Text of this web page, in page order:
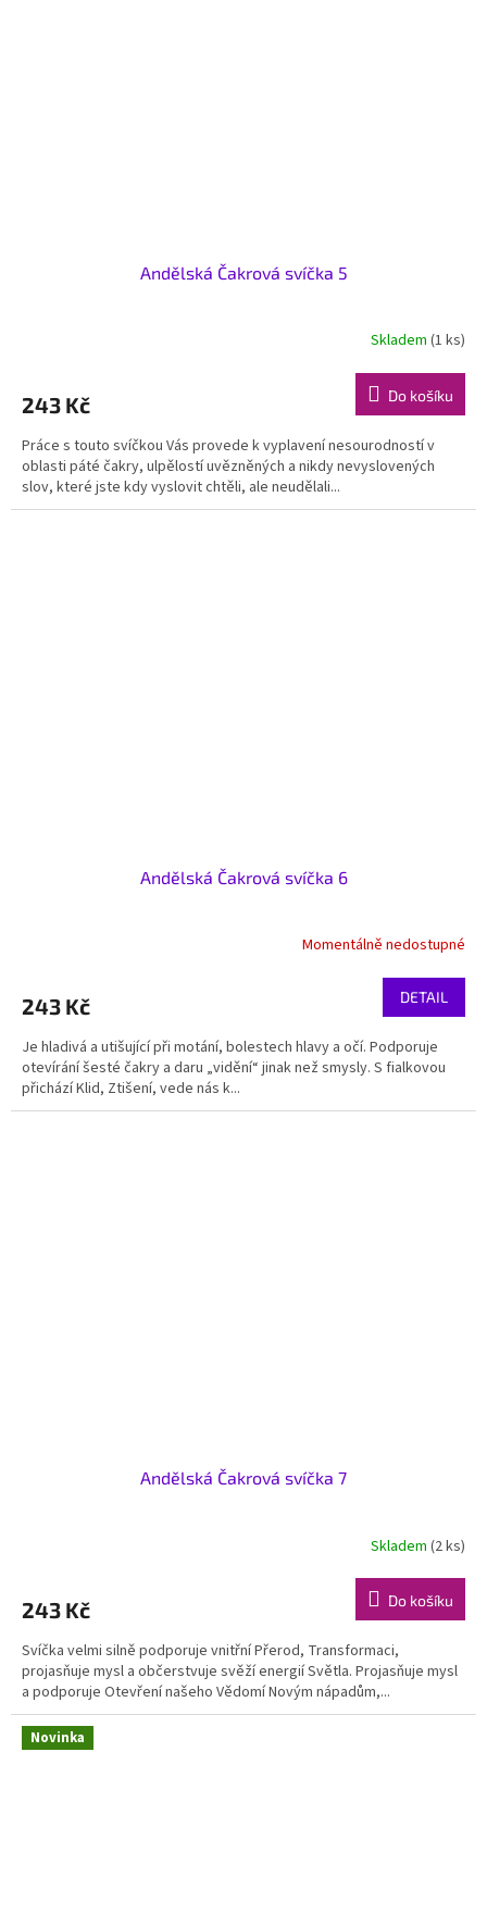
Andělská Čakrová svíčka 5
Skladem (1 ks)
243 Kč Do košíku
Práce s touto svíčkou Vás provede k vyplavení nesourodností v
oblasti páté čakry, ulpělostí uvězněných a nikdy nevyslovených
slov, které jste kdy vyslovit chtěli, ale neudělali...
Andělská Čakrová svíčka 6
Momentálně nedostupné
243 Kč DETAIL
Je hladivá a utišující při motání, bolestech hlavy a očí. Podporuje
otevírání šesté čakry a daru „vidění“ jinak než smysly. S fialkovou
přichází Klid, Ztišení, vede nás k...
Andělská Čakrová svíčka 7
Skladem (2 ks)
243 Kč Do košíku
Svíčka velmi silně podporuje vnitřní Přerod, Transformaci,
projasňuje mysl a občerstvuje svěží energií Světla. Projasňuje mysl
a podporuje Otevření našeho Vědomí Novým nápadům,...
Novinka